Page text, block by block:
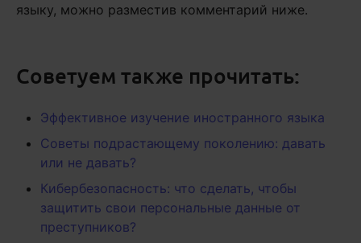
языку, можно разместив комментарий ниже.
Советуем также прочитать:
Эффективное изучение иностранного языка
Советы подрастающему поколению: давать
или не давать?
Кибербезопасность: что сделать, чтобы
защитить свои персональные данные от
преступников?